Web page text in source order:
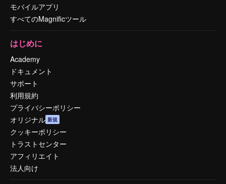
モバイルアプリ
すべてのMagnificツール
はじめに
Academy
ドキュメント
サポート
利用規約
プライバシーポリシー
オリジナル 新規
クッキーポリシー
トラストセンター
アフィリエイト
法人向け